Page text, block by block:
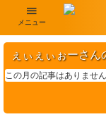
メニュー
ぇぃぇぃぉーさ
この月の記事はありません